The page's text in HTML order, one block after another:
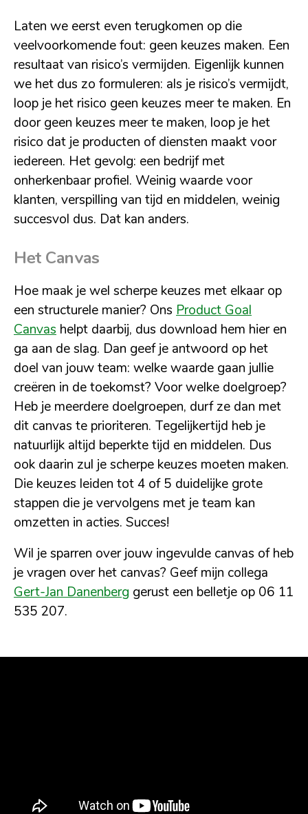
Laten we eerst even terugkomen op die
veelvoorkomende fout: geen keuzes maken. Een
resultaat van risico’s vermijden. Eigenlijk kunnen
we het dus zo formuleren: als je risico’s vermijdt,
loop je het risico geen keuzes meer te maken. En
door geen keuzes meer te maken, loop je het
risico dat je producten of diensten maakt voor
iedereen. Het gevolg: een bedrijf met
onherkenbaar profiel. Weinig waarde voor
klanten, verspilling van tijd en middelen, weinig
succesvol dus. Dat kan anders.
Het Canvas
Hoe maak je wel scherpe keuzes met elkaar op
een structurele manier? Ons Product Goal
Canvas helpt daarbij, dus download hem hier en
ga aan de slag. Dan geef je antwoord op het
doel van jouw team: welke waarde gaan jullie
creëren in de toekomst? Voor welke doelgroep?
Heb je meerdere doelgroepen, durf ze dan met
dit canvas te prioriteren. Tegelijkertijd heb je
natuurlijk altijd beperkte tijd en middelen. Dus
ook daarin zul je scherpe keuzes moeten maken.
Die keuzes leiden tot 4 of 5 duidelijke grote
stappen die je vervolgens met je team kan
omzetten in acties. Succes!
Wil je sparren over jouw ingevulde canvas of heb
je vragen over het canvas? Geef mijn collega
Gert-Jan Danenberg gerust een belletje op 06 11
535 207.